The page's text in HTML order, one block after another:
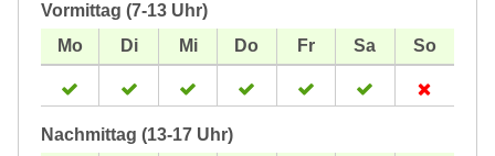
Vormittag (7-13 Uhr)
Nachmittag (13-17 Uhr)